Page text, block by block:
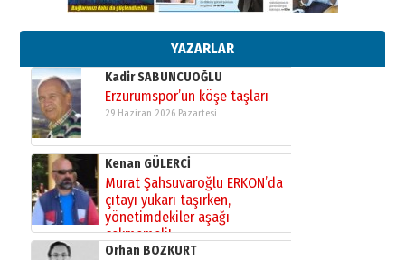
YAZARLAR
Başkan Sekmen’den Erzurum’a
bir vizyon proje daha!
02 Ağustos 2026 Pazar
Kadir SABUNCUOĞLU
Erzurumspor’un köşe taşları
29 Haziran 2026 Pazartesi
Kenan GÜLERCİ
Murat Şahsuvaroğlu ERKON’da
çıtayı yukarı taşırken,
yönetimdekiler aşağı
çekmemeli!
17 Şubat 2026 SalıOrhan BOZKURT